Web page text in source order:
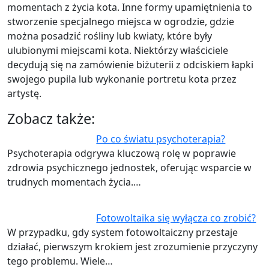
momentach z życia kota. Inne formy upamiętnienia to
stworzenie specjalnego miejsca w ogrodzie, gdzie
można posadzić rośliny lub kwiaty, które były
ulubionymi miejscami kota. Niektórzy właściciele
decydują się na zamówienie biżuterii z odciskiem łapki
swojego pupila lub wykonanie portretu kota przez
artystę.
Zobacz także:
Po co światu psychoterapia?
Psychoterapia odgrywa kluczową rolę w poprawie
zdrowia psychicznego jednostek, oferując wsparcie w
trudnych momentach życia.…
Fotowoltaika się wyłącza co zrobić?
W przypadku, gdy system fotowoltaiczny przestaje
działać, pierwszym krokiem jest zrozumienie przyczyny
tego problemu. Wiele…